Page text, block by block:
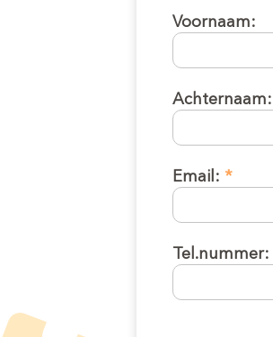
Voornaam:
Achternaam:
Email: *
Tel.nummer:
Budel: